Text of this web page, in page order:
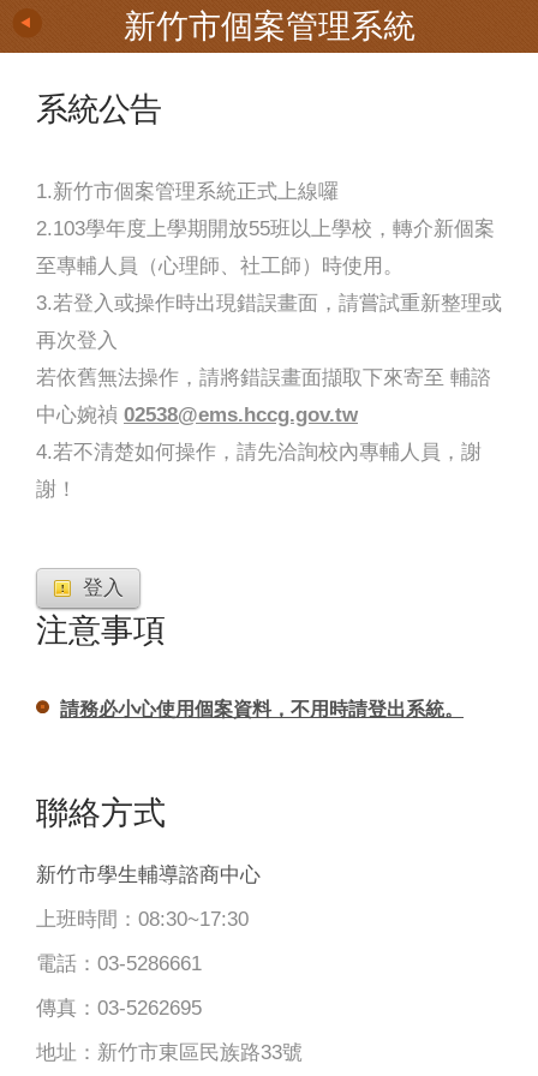
新竹市個案管理系統
系統公告
1.新竹市個案管理系統正式上線囉
2.103學年度上學期開放55班以上學校，轉介新個案
至專輔人員（心理師、社工師）時使用。
3.若登入或操作時出現錯誤畫面，請嘗試重新整理或
再次登入
若依舊無法操作，請將錯誤畫面擷取下來寄至 輔諮
中心婉禎 02538@ems.hccg.gov.tw
4.若不清楚如何操作，請先洽詢校內專輔人員，謝
謝！
登入
注意事項
請務必小心使用個案資料，不用時請登出系統。
聯絡方式
新竹市學生輔導諮商中心
上班時間：08:30~17:30
電話：03-5286661
傳真：03-5262695
地址：新竹市東區民族路33號